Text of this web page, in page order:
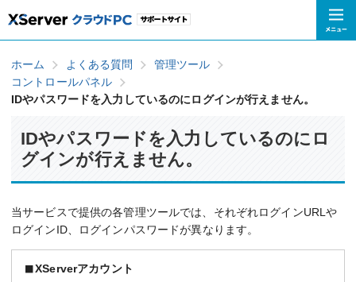
ホーム よくある質問
管理ツール
コントロールパネル
IDやパスワードを入力しているのにログインが行えません。
IDやパスワードを入力しているのにロ
グインが行えません。
当サービスで提供の各管理ツールでは、それぞれログインURLや
ログインID、ログインパスワードが異なります。
XServerアカウント